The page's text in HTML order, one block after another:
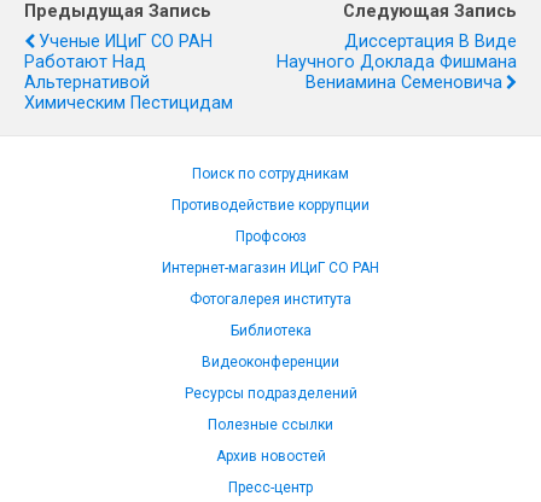
Предыдущая Запись
Ученые ИЦиГ СО РАН
Работают Над
Альтернативой
Химическим Пестицидам
Следующая Запись
Диссертация В Виде
Научного Доклада Фишмана
Вениамина Семеновича
Поиск по сотрудникам
Противодействие коррупции
Профсоюз
Интернет-магазин ИЦиГ СО РАН
Фотогалерея института
Библиотека
Видеоконференции
Ресурсы подразделений
Полезные ссылки
Архив новостей
Пресс-центр